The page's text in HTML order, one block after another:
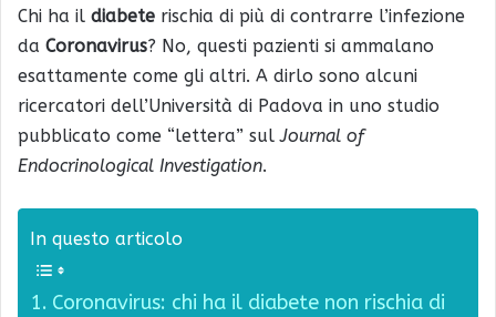
Chi ha il diabete rischia di più di contrarre l’infezione
da Coronavirus? No, questi pazienti si ammalano
esattamente come gli altri. A dirlo sono alcuni
ricercatori dell’Università di Padova in uno studio
pubblicato come “lettera” sulJournal of
Endocrinological Investigation.
In questo articolo
Coronavirus: chi ha il diabete non rischia di